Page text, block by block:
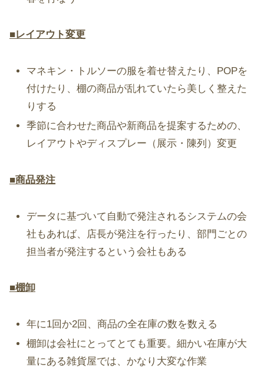
■レイアウト変更
マネキン・トルソーの服を着せ替えたり、POPを
付けたり、棚の商品が乱れていたら美しく整えた
りする
季節に合わせた商品や新商品を提案するための、
レイアウトやディスプレー（展示・陳列）変更
■商品発注
データに基づいて自動で発注されるシステムの会
社もあれば、店長が発注を行ったり、部門ごとの
担当者が発注するという会社もある
■棚卸
年に1回か2回、商品の全在庫の数を数える
棚卸は会社にとってとても重要。細かい在庫が大
量にある雑貨屋では、かなり大変な作業